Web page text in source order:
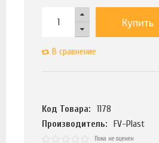
Купить
В сравнение
Код Товара:
1178
Производитель:
FV-Plast
Пока не оценен